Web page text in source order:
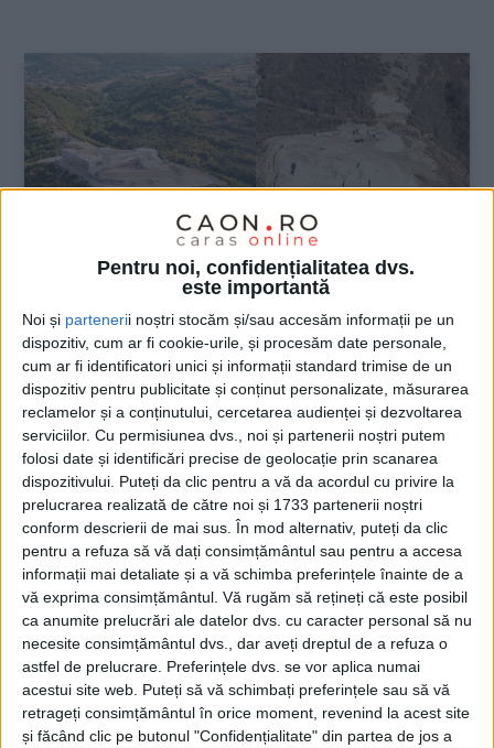
Pentru noi, confidențialitatea dvs.
este importantă
Noi și partenerii noștri stocăm și/sau accesăm informații pe un
dispozitiv, cum ar fi cookie-urile, și procesăm date personale,
cum ar fi identificatori unici și informații standard trimise de un
dispozitiv pentru publicitate și conținut personalizate, măsurarea
reclamelor și a conținutului, cercetarea audienței și dezvoltarea
serviciilor. Cu permisiunea dvs., noi și partenerii noștri putem
folosi date și identificări precise de geolocație prin scanarea
dispozitivului. Puteți da clic pentru a vă da acordul cu privire la
prelucrarea realizată de către noi și 1733 partenerii noștri
conform descrierii de mai sus. În mod alternativ, puteți da clic
pentru a refuza să vă dați consimțământul sau pentru a accesa
informații mai detaliate și a vă schimba preferințele înainte de a
vă exprima consimțământul. Vă rugăm să rețineți că este posibil
ca anumite prelucrări ale datelor dvs. cu caracter personal să nu
necesite consimțământul dvs., dar aveți dreptul de a refuza o
astfel de prelucrare. Preferințele dvs. se vor aplica numai
acestui site web. Puteți să vă schimbați preferințele sau să vă
retrageți consimțământul în orice moment, revenind la acest site
și făcând clic pe butonul "Confidențialitate" din partea de jos a
ŞTIRILE JUDEŢULUI CARAŞ-SEVERIN
Cetatea Ladislau, după un an și
jumătate de transformări
24 AUGUST 2022, 09:07 AM 1 MINUT DE CITIRE
CORONINI – Lucrările proiectului de consolidare, restaurare,
conservare și protecție, de aproape 20 de milioane de lei, încep
să se contureze, transformând edificiul istoric, de veghe cândva
pe malul Dunării!
Arhive